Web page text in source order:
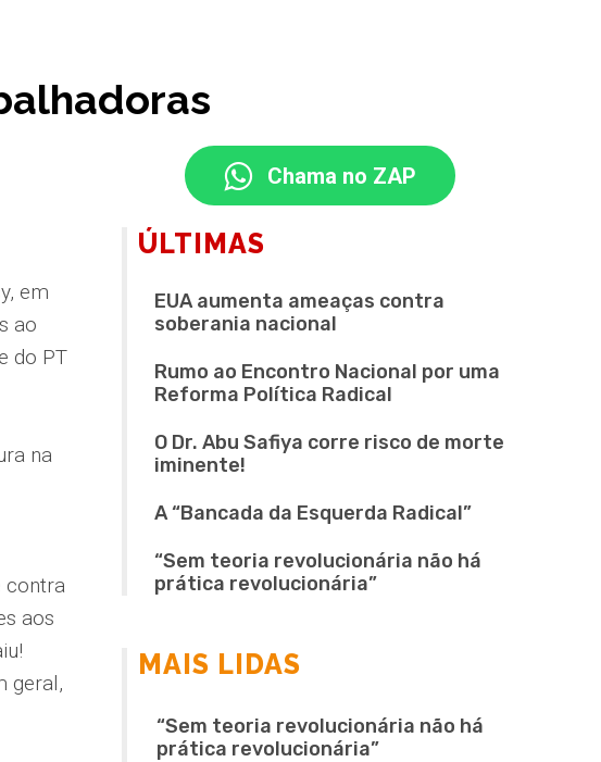
em
ao
do PT
na
contra
aos
geral,
Chama no ZAP
ÚLTIMAS
EUA aumenta ameaças contra
soberania nacional
Rumo ao Encontro Nacional por uma
Reforma Política Radical
O Dr. Abu Safiya corre risco de morte
iminente!
A “Bancada da Esquerda Radical”
“Sem teoria revolucionária não há
prática revolucionária”
MAIS LIDAS
“Sem teoria revolucionária não há
prática revolucionária”